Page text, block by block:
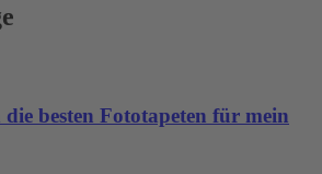
besten Fototapeten für mein